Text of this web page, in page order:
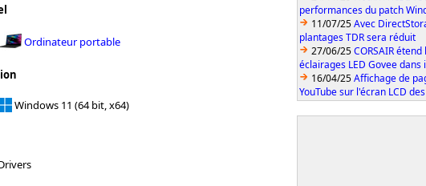
Ordinateur portable
Windows 11 (64 bit, x64)
performances du patch
11/07/25Avec
plantages TDR sera réduit
27/06/25CORSAIR
éclairages LED Govee dans
16/04/25Affichage de
YouTube sur l'écran LCD